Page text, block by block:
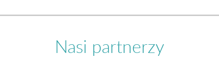
Nasi partnerzy